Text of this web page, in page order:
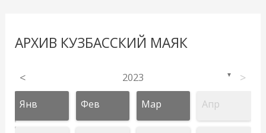
АРХИВ КУЗБАССКИЙ МАЯК
< 2023 ▼ >
Янв Фев Мар Апр